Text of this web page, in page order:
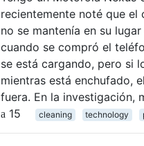
recientemente noté que el
no se mantenía en su
cuando se compró el
se está cargando, pero si
mientras está enchufado,
fuera. En la investigación,
15
cleaning technology